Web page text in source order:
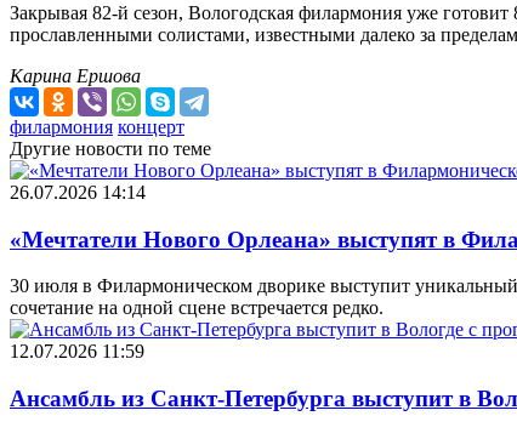
Закрывая 82-й сезон, Вологодская филармония уже
прославленными солистами, известными далеко за
Карина Ершова
филармония концерт
Другие новости по теме
26.07.2026 14:14
«Мечтатели Нового Орлеана» выступят в
30 июля в Филармоническом дворике выступит
сочетание на одной сцене встречается редко.
12.07.2026 11:59
Ансамбль из Санкт-Петербурга выступит в